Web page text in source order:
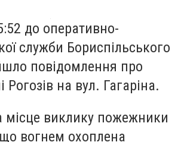
до оперативно-
служби Бориспільського
повідомлення про
Рогозів на вул. Гагаріна.
виклику пожежники
вогнем охоплена